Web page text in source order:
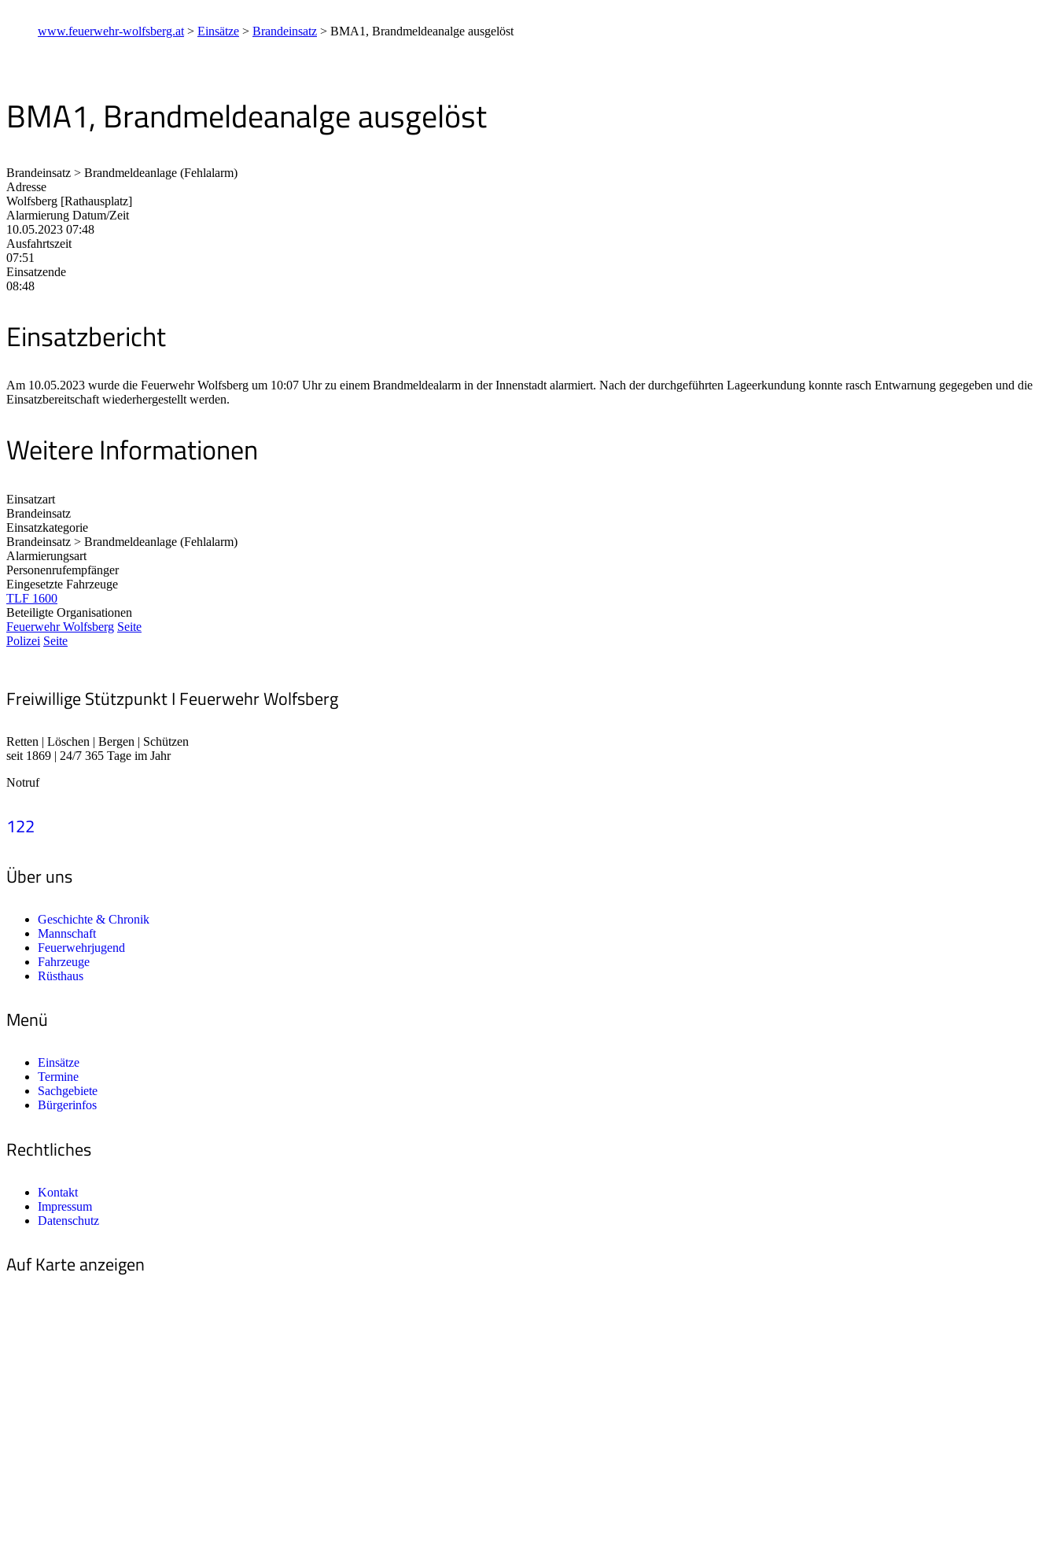
www.feuerwehr-wolfsberg.at > Einsätze > Brandeinsatz > BMA1, Brandmeldeanalge ausgelöst
BMA1, Brandmeldeanalge ausgelöst
Brandeinsatz > Brandmeldeanlage (Fehlalarm)
Adresse
Wolfsberg [Rathausplatz]
Alarmierung Datum/Zeit
10.05.2023 07:48
Ausfahrtszeit
07:51
Einsatzende
08:48
Einsatzbericht
Am 10.05.2023 wurde die Feuerwehr Wolfsberg um 10:07 Uhr zu einem Brandmeldealarm in der Innenstadt alarmiert. Nach der durchgeführten Lageerkundung konnte rasch Entwarnung gegegeben und die
Einsatzbereitschaft wiederhergestellt werden.
Weitere Informationen
Einsatzart
Brandeinsatz
Einsatzkategorie
Brandeinsatz > Brandmeldeanlage (Fehlalarm)
Alarmierungsart
Personenrufempfänger
Eingesetzte Fahrzeuge
TLF 1600
Beteiligte Organisationen
Feuerwehr Wolfsberg Seite
Polizei Seite
Freiwillige Stützpunkt I Feuerwehr Wolfsberg
Retten | Löschen | Bergen | Schützen
seit 1869 | 24/7 365 Tage im Jahr
Notruf
122
Über uns
Geschichte & Chronik
Mannschaft
Feuerwehrjugend
Fahrzeuge
Rüsthaus
Menü
Einsätze
Termine
Sachgebiete
Bürgerinfos
Rechtliches
Kontakt
Impressum
Datenschutz
Auf Karte anzeigen